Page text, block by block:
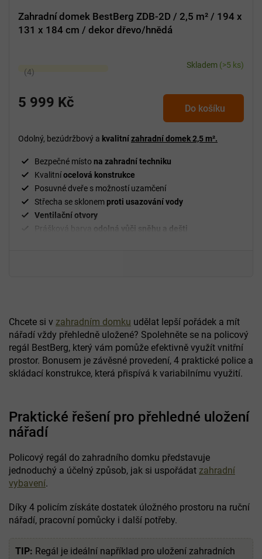
Zahradní domek BestBerg ZDB-2D / 2,5 m² / 194 x
131 x 184 cm / dekor dřevo/hnědá
Průměrné
produktu
z
hvězdiček.
Skladem (>5 ks)
5 999 Kč Do košíku
Odolný, bezúdržbový a kvalitnízahradní domek2,5 m².
Bezpečné místona zahradní techniku
Kvalitníocelová konstrukce
Posuvné dveře s možností uzamčení
Střecha se sklonem proti usazování vody
Ventilačníotvory
Prášková barva
odolná vůči sněhu a dešti
Chcete si v zahradním domku udělat lepší pořádek a mít
nářadí vždy přehledně uložené? Spolehněte se na policový
regál BestBerg, který vám pomůže efektivně využít vnitřní
prostor. Bonusem je závěsné provedení, 4 praktické police a
skládací konstrukce, která přispívá k variabilnímu využití.
Praktické řešení pro přehledné uložení
nářadí
Policový regál do zahradního domku představuje
jednoduchý a účelný způsob, jak si uspořádat zahradní
vybavení.
Díky 4 policím získáte dostatek úložného prostoru na ruční
nářadí, pracovní pomůcky i další potřeby.
TIP: Regál je ideální například pro uložení zahradních